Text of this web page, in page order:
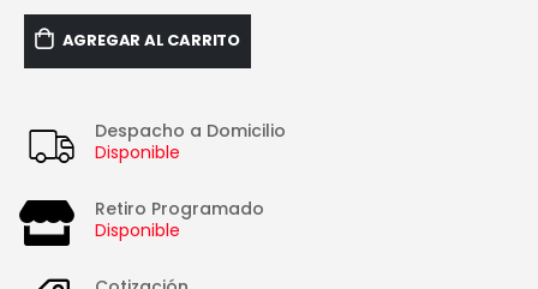
AGREGAR AL CARRITO
Despacho a Domicilio
Disponible
Retiro Programado
Disponible